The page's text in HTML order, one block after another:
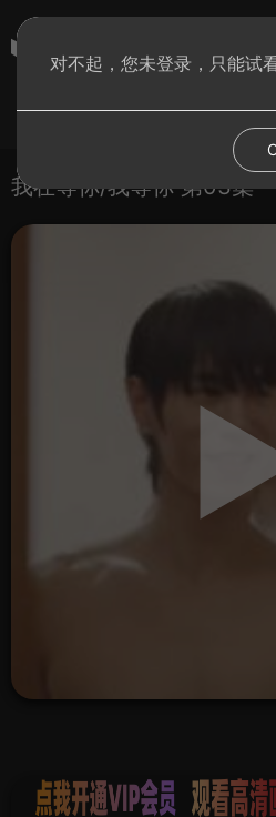
我在等你/我等你 第03集
对不起，您未登录，只能试